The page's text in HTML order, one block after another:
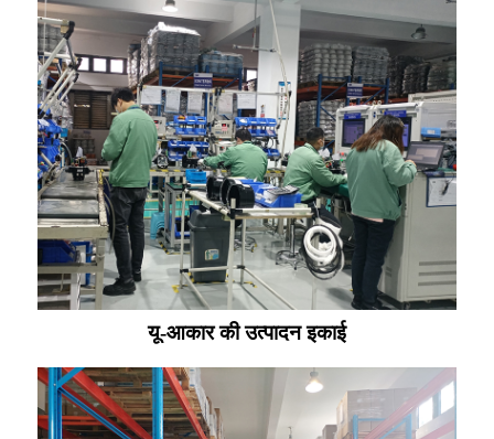
यू-आकार की उत्पादन इकाई